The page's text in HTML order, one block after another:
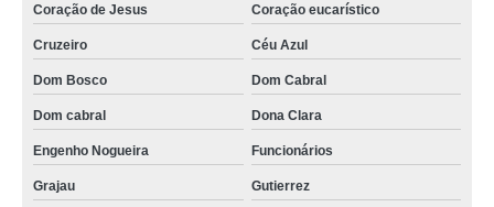
onde fazer pgr segurança Palmares
pgr pcmso marcar Nova vista
onde fazer pgr e pcmso Alto Vera Cruz
Coração de Jesus Coração eucarístico
Cruzeiro Céu Azul
Dom Bosco Dom Cabral
Dom cabral Dona Clara
Engenho Nogueira Funcionários
Grajau Gutierrez